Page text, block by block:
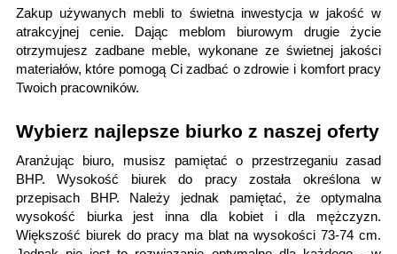
Zakup używanych mebli to świetna inwestycja w jakość w
atrakcyjnej cenie. Dając meblom biurowym drugie życie
otrzymujesz zadbane meble, wykonane ze świetnej jakości
materiałów, które pomogą Ci zadbać o zdrowie i komfort pracy
Twoich pracowników.
Wybierz najlepsze biurko z naszej oferty
Aranżując biuro, musisz pamiętać o przestrzeganiu zasad
BHP. Wysokość biurek do pracy została określona w
przepisach BHP. Należy jednak pamiętać, że optymalna
wysokość biurka jest inna dla kobiet i dla mężczyzn.
Większość biurek do pracy ma blat na wysokości 73-74 cm.